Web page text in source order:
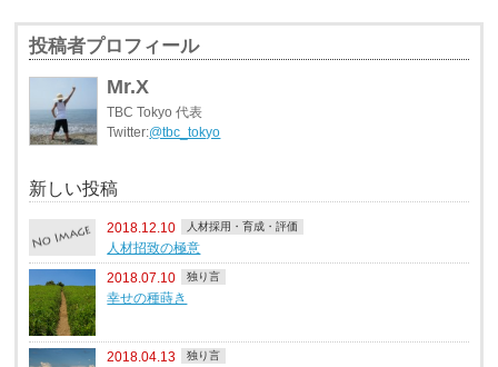
投稿者プロフィール
Mr.X
TBC Tokyo 代表
Twitter:@tbc_tokyo
新しい投稿
2018.12.10 人材採用・育成・評価
人材招致の極意
2018.07.10 独り言
幸せの種蒔き
2018.04.13 独り言